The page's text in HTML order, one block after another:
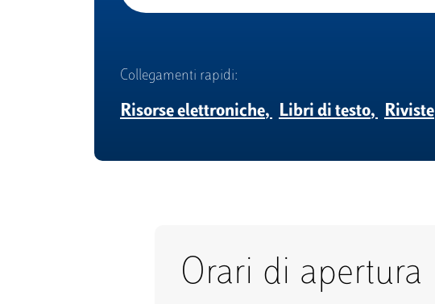
Collegamenti rapidi:
Risorse elettroniche Libri di testo Riviste
Orari di apertura